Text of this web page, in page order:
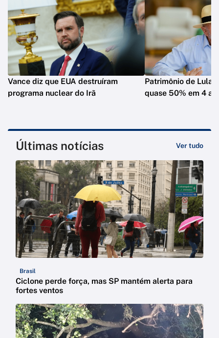
Vance diz que EUA destruíram
programa nuclear do Irã
Patrimônio de Lula
quase 50% em 4
Últimas notícias Ver tudo
Brasil
Ciclone perde força, mas SP mantém alerta para
fortes ventos